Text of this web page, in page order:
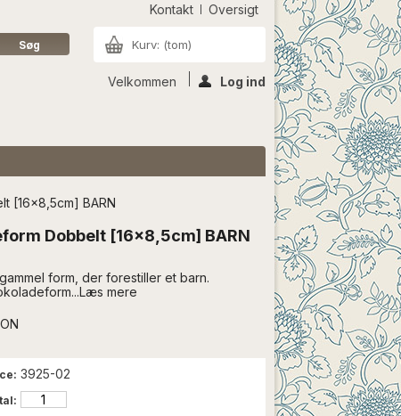
Kontakt Oversigt
Kurv: (tom)
Velkommen Log ind
[16x8,5cm] BARN
Dobbelt [16x8,5cm] BARN
form, der forestiller et barn.
mere
3925-02